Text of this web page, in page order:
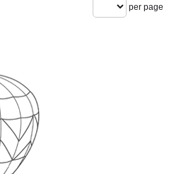
per page